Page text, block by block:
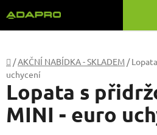
na
obsah
Domů
/AKČNÍ NABÍDKA - SKLADEM /
uchycení
Lopata s
MINI - euro